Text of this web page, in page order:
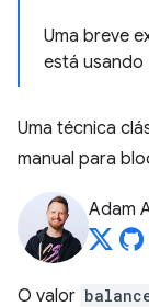
Uma breve
está usando
Uma técnica
manual para
Adam
O valor